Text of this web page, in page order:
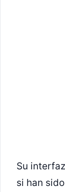
Su
si han